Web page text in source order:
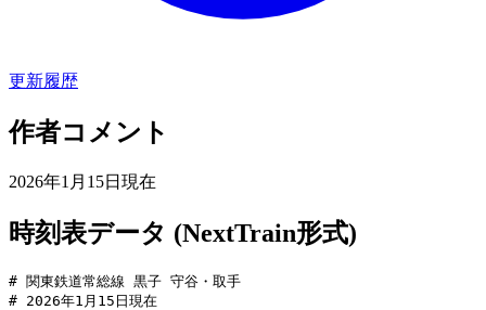
更新履歴
作者コメント
2026年1月15日現在
時刻表データ (NextTrain形式)
# 関東鉄道常総線 黒子 守谷・取手
# 2026年1月15日現在